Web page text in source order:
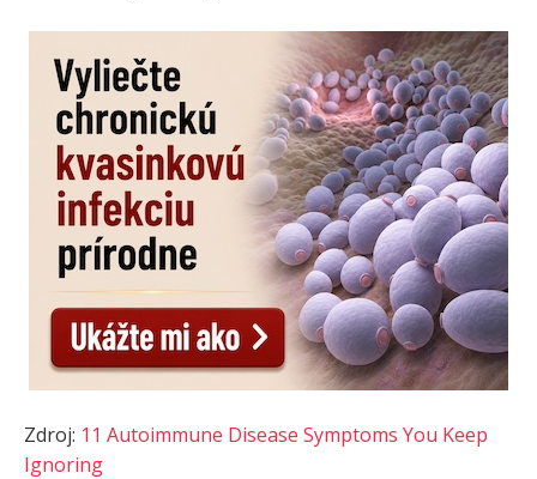
Zdroj: 11 Autoimmune Disease Symptoms You Keep
Ignoring